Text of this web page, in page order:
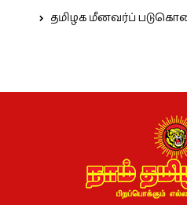
தமிழக மீனவர்ப்